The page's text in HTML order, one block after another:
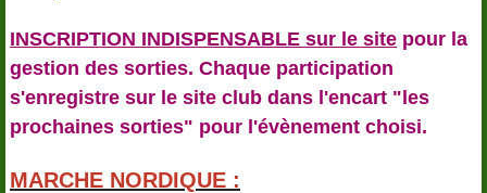
INSCRIPTION INDISPENSABLE sur le site pour la
gestion des sorties. Chaque participation
s'enregistre sur le site club dans l'encart "les
prochaines sorties" pour l'évènement choisi.
MARCHE NORDIQUE :